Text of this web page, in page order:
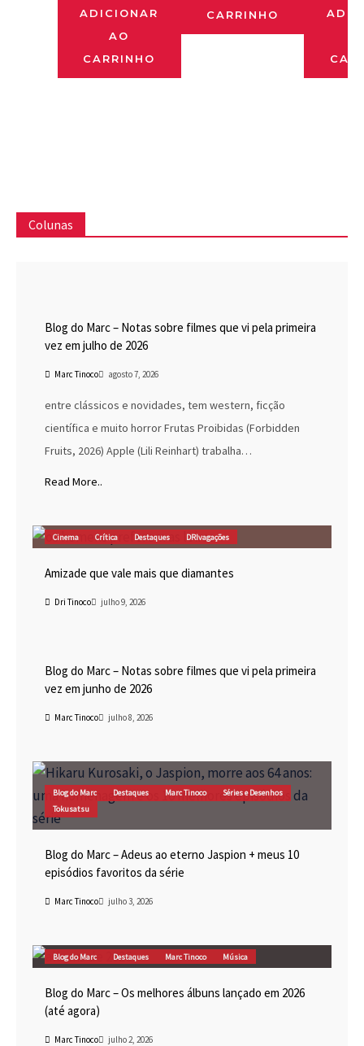
ADICIONAR
AO
CARRINHO
CARRINHO
Colunas
Blog do Marc – Notas sobre filmes que vi pela primeira
vez em julho de 2026
Marc Tinoco agosto 7, 2026
entre clássicos e novidades, tem western, ficção
científica e muito horror Frutas Proibidas (Forbidden
Fruits, 2026) Apple (Lili Reinhart) trabalha…
Read More..
Cinema Crítica Destaques DRIvagações
Amizade que vale mais que diamantes
Dri Tinoco julho 9, 2026
Blog do Marc – Notas sobre filmes que vi pela primeira
vez em junho de 2026
Marc Tinoco julho 8, 2026
Blog do Marc Destaques Marc Tinoco
Séries e Desenhos
Tokusatsu
Blog do Marc – Adeus ao eterno Jaspion + meus 10
episódios favoritos da série
Marc Tinoco julho 3, 2026
Blog do Marc Destaques Marc Tinoco Música
Blog do Marc – Os melhores álbuns lançado em 2026
(até agora)
Marc Tinoco julho 2, 2026